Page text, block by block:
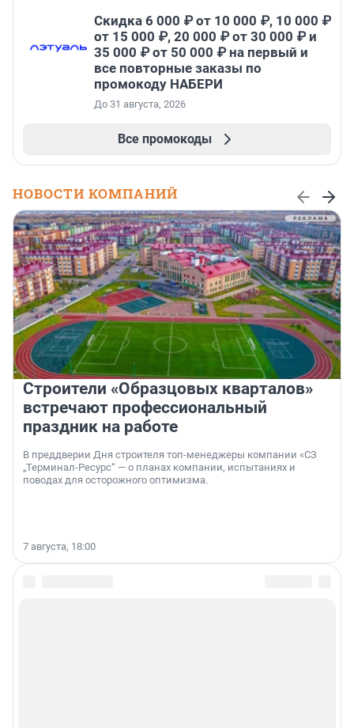
Скидка 6 000 ₽ от 10 000 ₽, 10 000 ₽
от 15 000 ₽, 20 000 ₽ от 30 000 ₽ и
35 000 ₽ от 50 000 ₽ на первый и
все повторные заказы по
промокоду НАБЕРИ
До 31 августа, 2026
Все промокоды
НОВОСТИ КОМПАНИЙ
Строители «Образцовых кварталов»
встречают профессиональный
праздник на работе
В преддверии Дня строителя топ-менеджеры компании «СЗ
„Терминал-Ресурс“ — о планах компании, испытаниях и
поводах для осторожного оптимизма.
7 августа, 18:00